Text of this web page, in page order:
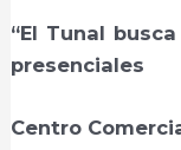
“El Tunal
presenciales
Centro